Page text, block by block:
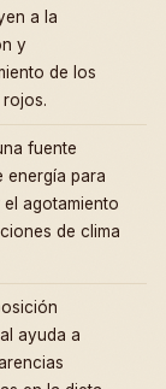
a la
y
de los
fuente
energía para
agotamiento
de clima
ayuda a